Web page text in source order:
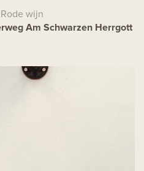
Rode wijn
Am Schwarzen Herrgott